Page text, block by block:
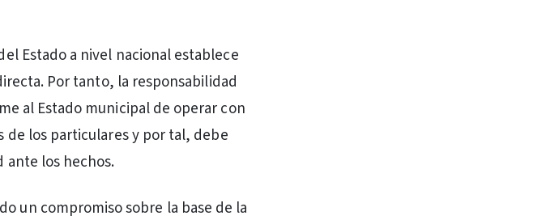
Estado a nivel nacional establece
Por tanto, la responsabilidad
al Estado municipal de operar con
de los particulares y por tal, debe
ante los hechos.
un compromiso sobre la base de la